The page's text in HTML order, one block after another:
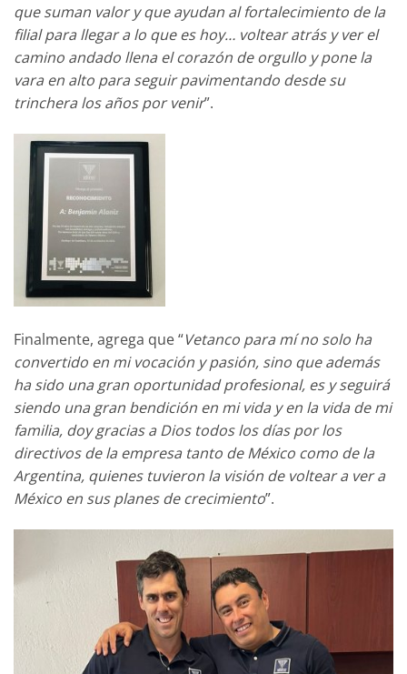
que suman valor y que ayudan al fortalecimiento de la
filial para llegar a lo que es hoy… voltear atrás y ver el
camino andado llena el corazón de orgullo y pone la
vara en alto para seguir pavimentando desde su
trinchera los años por venir”.
Finalmente, agrega que “Vetanco para mí no solo ha
convertido en mi vocación y pasión, sino que además
ha sido una gran oportunidad profesional, es y seguirá
siendo una gran bendición en mi vida y en la vida de mi
familia, doy gracias a Dios todos los días por los
directivos de la empresa tanto de México como de la
Argentina, quienes tuvieron la visión de voltear a ver a
México en sus planes de crecimiento”.